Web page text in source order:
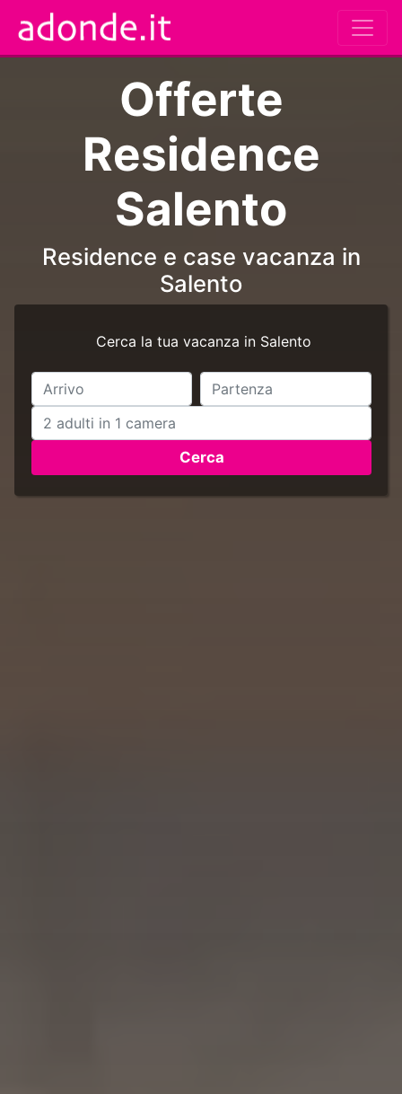
Offerte
Residence
Salento
Residence e case vacanza in
Salento
Cerca la tua vacanza in Salento
Cerca